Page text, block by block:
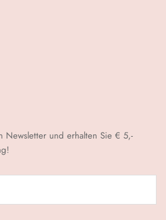
Newsletter und erhalten Sie € 5,-